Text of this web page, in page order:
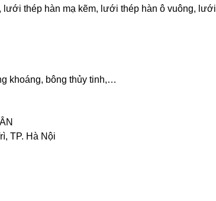
thép hàn mạ kẽm, lưới thép hàn ô vuông, lưới
khoáng, bông thủy tinh,…
TP. Hà Nội